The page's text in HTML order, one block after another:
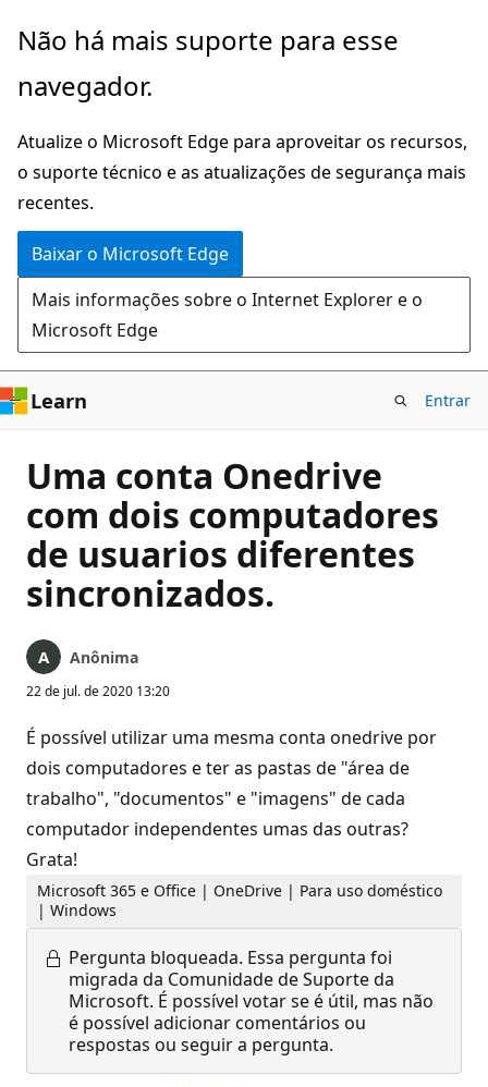
Pular
o
principal
Não há mais suporte para esse
navegador.
Atualize o Microsoft Edge para aproveitar os recursos,
o suporte técnico e as atualizações de segurança mais
recentes.
Baixar o Microsoft Edge
Mais informações sobre o Internet Explorer e o
Microsoft Edge
Learn Entrar
Uma conta Onedrive
com dois computadores
de usuarios diferentes
sincronizados.
Anônima
22 de jul. de 2020 13:20
É possível utilizar uma mesma conta onedrive por
dois computadores e ter as pastas de "área de
trabalho", "documentos" e "imagens" de cada
computador independentes umas das outras?
Grata!
Microsoft 365 e Office | OneDrive | Para uso doméstico
| Windows
Pergunta bloqueada. Essa pergunta foi
migrada da Comunidade de Suporte da
Microsoft. É possível votar se é útil, mas não
é possível adicionar comentários ou
respostas ou seguir a pergunta.